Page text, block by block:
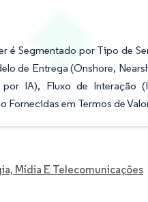
Segmentado por Tipo de
de Entrega (Onshore,
IA), Fluxo de Interação
em Termos de
Mídia E Telecomunicações